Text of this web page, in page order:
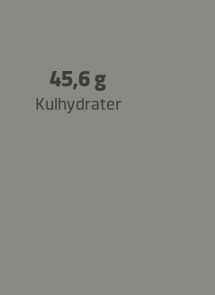
45,6 g
Kulhydrater